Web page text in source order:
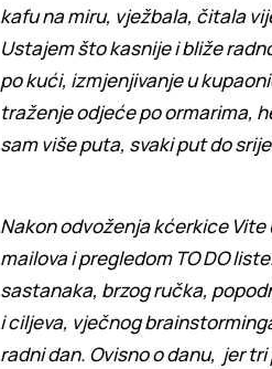
kafu na miru, vježbala, čitala
Ustajem što kasnije i bliže
po kući, izmjenjivanje u
traženje odjeće po ormarima,
sam više puta, svaki put do
Nakon odvoženja kćerkice
mailova i pregledom TO DO
sastanaka, brzog ručka,
i ciljeva, vječnog
radni dan. Ovisno o danu, jer